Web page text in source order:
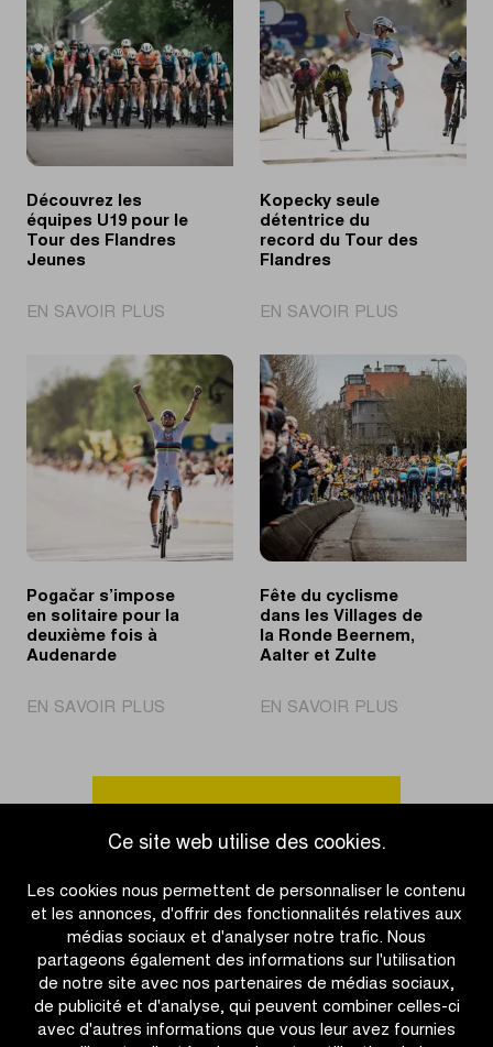
Ce site web utilise des cookies.
Les cookies nous permettent de personnaliser le contenu
et les annonces, d'offrir des fonctionnalités relatives aux
médias sociaux et d'analyser notre trafic. Nous
partageons également des informations sur l'utilisation
de notre site avec nos partenaires de médias sociaux,
de publicité et d'analyse, qui peuvent combiner celles-ci
avec d'autres informations que vous leur avez fournies
Découvrez les
équipes U19 pour le
Tour des Flandres
Jeunes
EN SAVOIR PLUS
les
équipes
U19
pour
le
Tour
des
Flandres
Jeunes
Kopecky seule
détentrice du
record du Tour des
Flandres
EN SAVOIR PLUS
seule
détentrice
du
record
du
Tour
des
Flandres
Pogačar s’impose
en solitaire pour la
deuxième fois à
Audenarde
EN SAVOIR PLUS
en
solitaire
la
fois
à
Audenarde
Fête du cyclisme
dans les Villages de
la Ronde Beernem,
Aalter et Zulte
EN SAVOIR PLUS
cyclisme
dans
la
Ronde
Beernem,
Aalter
et